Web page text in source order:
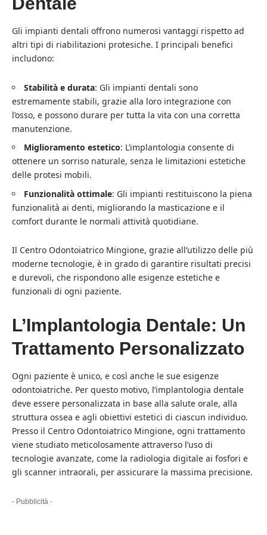
Gli impianti dentali offrono numerosi vantaggi rispetto ad
altri tipi di riabilitazioni protesiche. I principali benefici
includono:
Stabilità e durata: Gli impianti dentali sono
estremamente stabili, grazie alla loro integrazione con
l’osso, e possono durare per tutta la vita con una corretta
manutenzione.
Miglioramento estetico: L’implantologia consente di
ottenere un sorriso naturale, senza le limitazioni estetiche
delle protesi mobili.
Funzionalità ottimale: Gli impianti restituiscono la piena
funzionalità ai denti, migliorando la masticazione e il
comfort durante le normali attività quotidiane.
Il Centro Odontoiatrico Mingione, grazie all’utilizzo delle più
moderne tecnologie, è in grado di garantire risultati precisi
e durevoli, che rispondono alle esigenze estetiche e
funzionali di ogni paziente.
L’Implantologia Dentale: Un
Trattamento Personalizzato
Ogni paziente è unico, e così anche le sue esigenze
odontoiatriche. Per questo motivo, l’implantologia dentale
deve essere personalizzata in base alla salute orale, alla
struttura ossea e agli obiettivi estetici di ciascun individuo.
Presso il Centro Odontoiatrico Mingione, ogni trattamento
viene studiato meticolosamente attraverso l’uso di
tecnologie avanzate, come la radiologia digitale ai fosfori e
gli scanner intraorali, per assicurare la massima precisione.
- Pubblicità -